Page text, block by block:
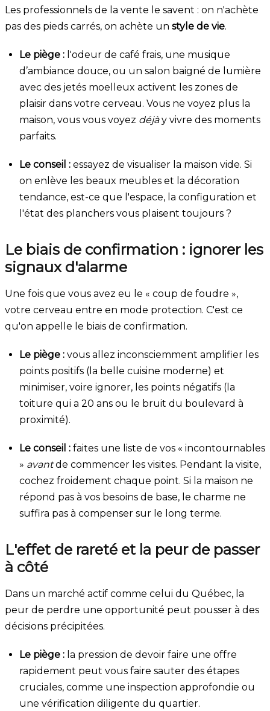
Les professionnels de la vente le savent : on n'achète
pas des pieds carrés, on achète un style de vie.
Le piège : l'odeur de café frais, une musique
d’ambiance douce, ou un salon baigné de lumière
avec des jetés moelleux activent les zones de
plaisir dans votre cerveau. Vous ne voyez plus la
maison, vous vous voyez déjày vivre des moments
parfaits.
Le conseil : essayez de visualiser la maison vide. Si
on enlève les beaux meubles et la décoration
tendance, est-ce que l'espace, la configuration et
l'état des planchers vous plaisent toujours ?
Le biais de confirmation : ignorer les
signaux d'alarme
Une fois que vous avez eu le « coup de foudre »,
votre cerveau entre en mode protection. C'est ce
qu'on appelle le biais de confirmation.
Le piège : vous allez inconsciemment amplifier les
points positifs (la belle cuisine moderne) et
minimiser, voire ignorer, les points négatifs (la
toiture qui a 20 ans ou le bruit du boulevard à
proximité).
Le conseil : faites une liste de vos « incontournables
» avantde commencer les visites. Pendant la visite,
cochez froidement chaque point. Si la maison ne
répond pas à vos besoins de base, le charme ne
suffira pas à compenser sur le long terme.
L'effet de rareté et la peur de passer
à côté
Dans un marché actif comme celui du Québec, la
peur de perdre une opportunité peut pousser à des
décisions précipitées.
Le piège : la pression de devoir faire une offre
rapidement peut vous faire sauter des étapes
cruciales, comme une inspection approfondie ou
une vérification diligente du quartier.